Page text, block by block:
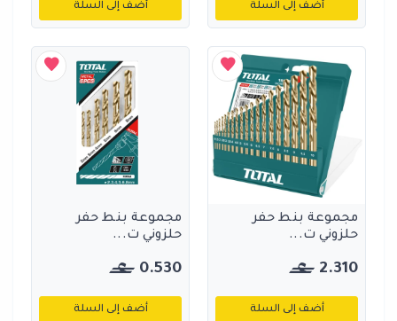
أضف إلى السلة أضف إلى السلة
مجموعة بنط حفر
حلزوني ت...
2.310
أضف إلى السلة
مجموعة بنط حفر
حلزوني ت...
0.530
أضف إلى السلة